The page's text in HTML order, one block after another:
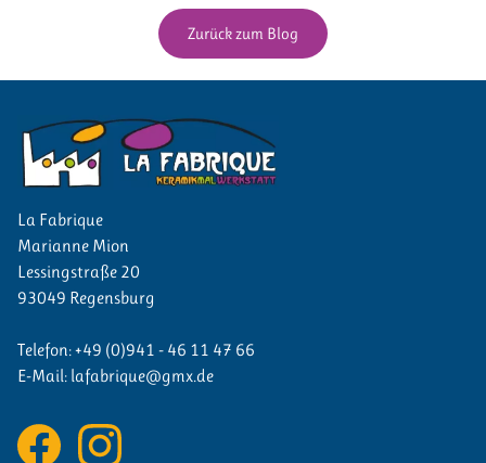
Zurück zum Blog
La Fabrique
Marianne Mion
Lessingstraße 20
93049 Regensburg
Telefon:+49 (0)941 - 46 11 47 66
E-Mail: lafabrique@gmx.de